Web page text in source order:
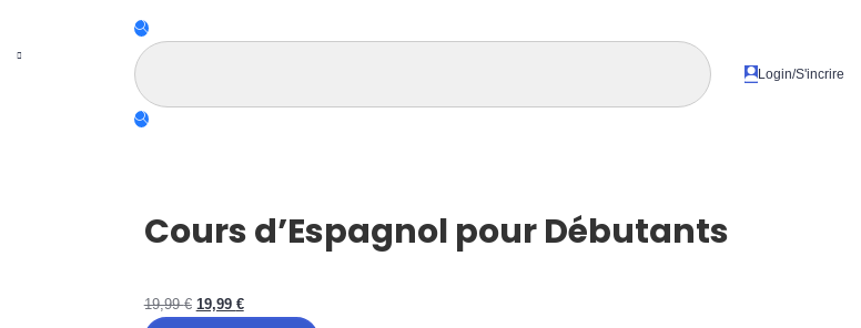
Login/S'incrire
Cours d’Espagnol pour Débutants
19,99€ 19,99 €